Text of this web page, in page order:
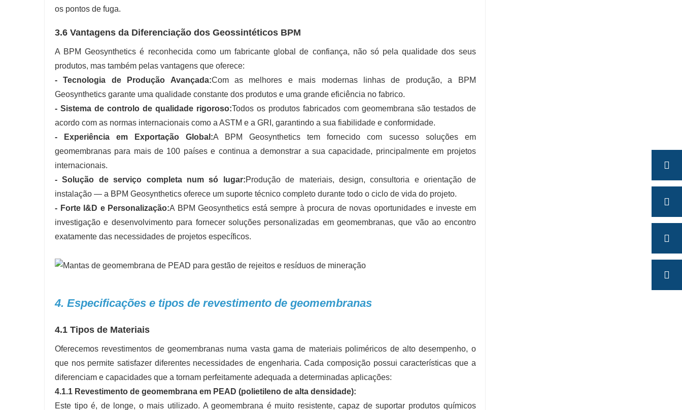
os pontos de fuga.
3.6 Vantagens da Diferenciação dos Geossintéticos BPM
A BPM Geosynthetics é reconhecida como um fabricante global de confiança, não só pela qualidade dos seus
produtos, mas também pelas vantagens que oferece:
- Tecnologia de Produção Avançada:Com as melhores e mais modernas linhas de produção, a BPM
Geosynthetics garante uma qualidade constante dos produtos e uma grande eficiência no fabrico.
- Sistema de controlo de qualidade rigoroso:Todos os produtos fabricados com geomembrana são testados de
acordo com as normas internacionais como a ASTM e a GRI, garantindo a sua fiabilidade e conformidade.
- Experiência em Exportação Global:A BPM Geosynthetics tem fornecido com sucesso soluções em
geomembranas para mais de 100 países e continua a demonstrar a sua capacidade, principalmente em projetos
internacionais.
- Solução de serviço completa num só lugar:Produção de materiais, design, consultoria e orientação de
instalação — a BPM Geosynthetics oferece um suporte técnico completo durante todo o ciclo de vida do projeto.
- Forte I&D e Personalização:A BPM Geosynthetics está sempre à procura de novas oportunidades e investe em
investigação e desenvolvimento para fornecer soluções personalizadas em geomembranas, que vão ao encontro
exatamente das necessidades de projetos específicos.
4. Especificações e tipos de revestimento de geomembranas
4.1 Tipos de Materiais
Oferecemos revestimentos de geomembranas numa vasta gama de materiais poliméricos de alto desempenho, o
que nos permite satisfazer diferentes necessidades de engenharia. Cada composição possui características que a
diferenciam e capacidades que a tornam perfeitamente adequada a determinadas aplicações:
4.1.1 Revestimento de geomembrana em PEAD (polietileno de alta densidade):
Este tipo é, de longe, o mais utilizado. A geomembrana é muito resistente, capaz de suportar produtos químicos